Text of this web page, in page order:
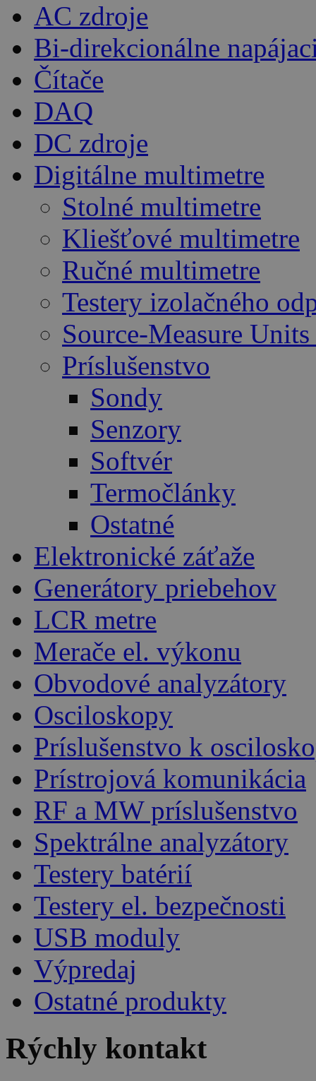
AC zdroje
Bi-direkcionálne
Čítače
DAQ
DC zdroje
Digitálne multimetre
Stolné multimetre
Kliešťové multimetre
Ručné multimetre
Testery izolačného
Source-Measure
Príslušenstvo
Sondy
Senzory
Softvér
Termočlánky
Ostatné
Elektronické záťaže
Generátory priebehov
LCR metre
Merače el. výkonu
Obvodové analyzátory
Osciloskopy
Príslušenstvo k
Prístrojová komunikácia
RF a MW príslušenstvo
Spektrálne analyzátory
Testery batérií
Testery el. bezpečnosti
USB moduly
Výpredaj
Ostatné produkty
Rýchly kontakt